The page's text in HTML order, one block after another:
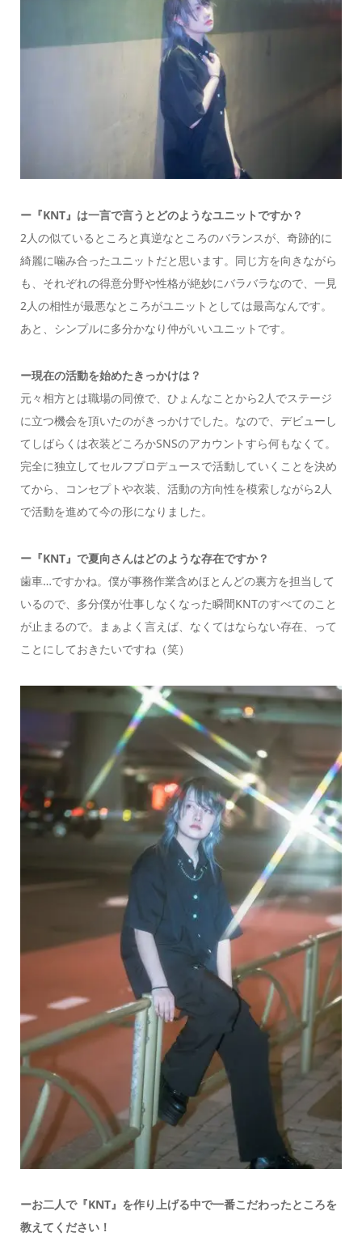
ー『KNT』は一言で言うとどのようなユニットですか？
2人の似ているところと真逆なところのバランスが、奇跡的に
綺麗に噛み合ったユニットだと思います。同じ方を向きながら
も、それぞれの得意分野や性格が絶妙にバラバラなので、一見
2人の相性が最悪なところがユニットとしては最高なんです。
あと、シンプルに多分かなり仲がいいユニットです。
ー現在の活動を始めたきっかけは？
元々相方とは職場の同僚で、ひょんなことから2人でステージ
に立つ機会を頂いたのがきっかけでした。なので、デビューし
てしばらくは衣装どころかSNSのアカウントすら何もなくて。
完全に独立してセルフプロデュースで活動していくことを決め
てから、コンセプトや衣装、活動の方向性を模索しながら2人
で活動を進めて今の形になりました。
ー『KNT』で夏向さんはどのような存在ですか？
歯車…ですかね。僕が事務作業含めほとんどの裏方を担当して
いるので、多分僕が仕事しなくなった瞬間KNTのすべてのこと
が止まるので。まぁよく言えば、なくてはならない存在、って
ことにしておきたいですね（笑）
ーお二人で『KNT』を作り上げる中で一番こだわったところを
教えてください！